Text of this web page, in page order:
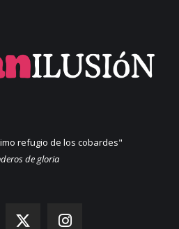
refugio de los cobardes"
de gloria